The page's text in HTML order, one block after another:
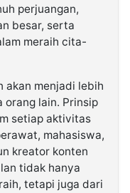
perjuangan,
besar, serta
meraih cita-
akan menjadi lebih
orang lain. Prinsip
setiap aktivitas
mahasiswa,
kreator konten
tidak hanya
tetapi juga dari